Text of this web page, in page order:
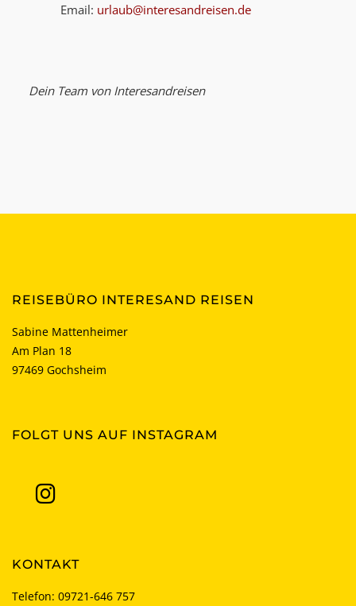
Email: urlaub@interesandreisen.de
Dein Team von Interesandreisen
REISEBÜRO INTERESAND REISEN
Sabine Mattenheimer
Am Plan 18
97469 Gochsheim
FOLGT UNS AUF INSTAGRAM
KONTAKT
Telefon: 09721-646 757